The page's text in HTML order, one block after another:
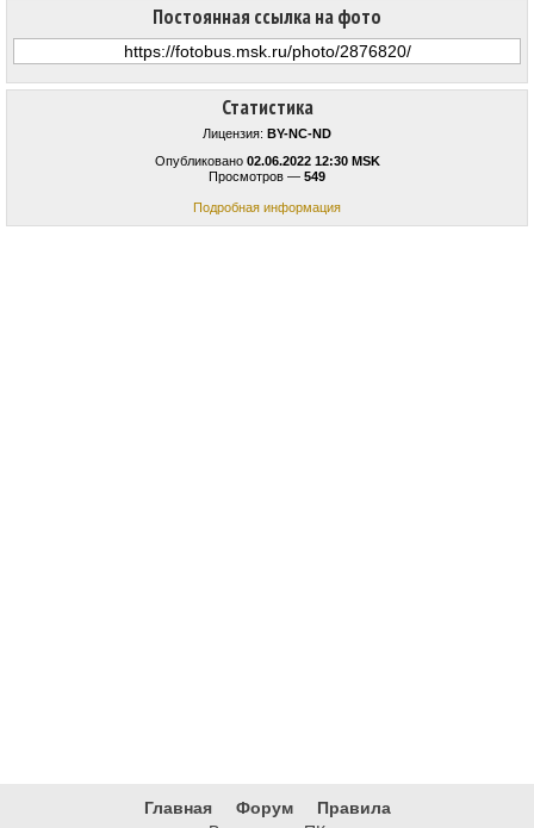
Статистика
Лицензия: BY-NC-ND
Опубликовано 02.06.2022 12:30 MSK
Просмотров — 549
Подробная информация
Постоянная ссылка на фото
Главная Форум
Правила